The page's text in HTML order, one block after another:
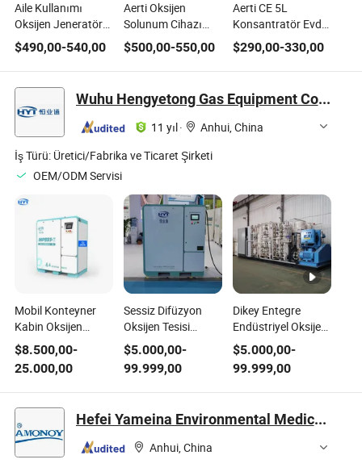
Aile Kullanımı
Oksijen Jeneratörü
Tıbbi Oksijen
Ekipmanı 10L
COPD için
$490,00-540,00
Aerti Oksijen
Solunum Cihazı
10L Satılık Stabil
Tıbbi Oksijen
Ekipmanı
$500,00-550,00
Aerti CE 5L
Konsantratör Evde
Fiziksel Oksijen
Terapisi Ekipmanı
Distribütörleri için
$290,00-330,00
Wuhu Hengyetong Gas Equipment Co., Ltd.
11 yıl·
Anhui, China
İş Türü: Üretici/Fabrika ve Ticaret Şirketi
OEM/ODM Servisi
Mobil Konteyner
Kabin Oksijen
Jeneratörü Tesis
Acil Kurtarma Psa
Oksijen Ekipmanı
Oksijen Silindiri
Şarjı için
$8.500,00-
25.000,00
Sessiz Difüzyon
Oksijen Tesisi
Yüksek İrtifa
Misafir Odaları için
Rahat Oksijen
Temin Ekipmanı
$5.000,00-
99.999,00
Dikey Entegre
Endüstriyel Oksijen
Tesisi Tek Durak
Oksijen Temin
Ekipmanı Balık
Çiftliği Büyük Gölet
$5.000,00-
99.999,00
Hefei Yameina Environmental Medical Equipment Co., Ltd.
Anhui, China